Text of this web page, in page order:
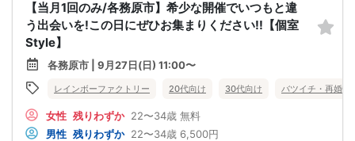
【当月1回のみ/各務原市】希少な開催でいつもと違
う出会いを!この日にぜひお集まりください!!【個室
Style】
各務原市 | 9月27日(日) 11:00〜
レインボーファクトリー 20代向け 30代向け バツイチ・再婚
女性 残りわずか 22〜34歳 無料
男性 残りわずか 22〜34歳 6,500円